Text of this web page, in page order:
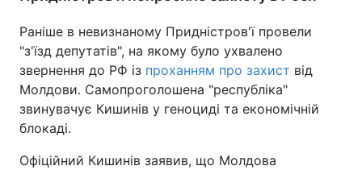
Раніше в невизнаному Придністров'ї провели
"з'їзд депутатів", на якому було ухвалено
звернення до РФ із проханням про захист від
Молдови. Самопроголошена "республіка"
звинувачує Кишинів у геноциді та економічній
блокаді.
Офіційний Кишинів заявив, що Молдова